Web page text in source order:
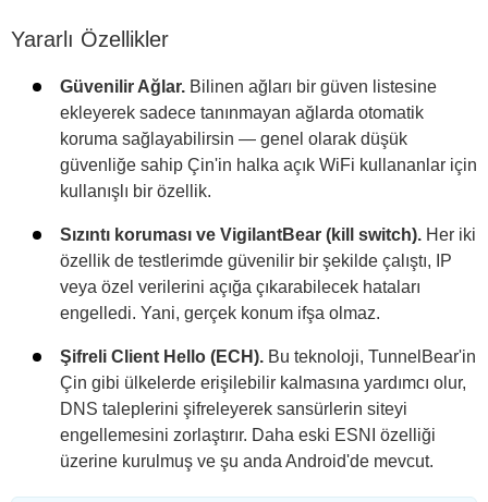
Yararlı Özellikler
Güvenilir Ağlar. Bilinen ağları bir güven listesine
ekleyerek sadece tanınmayan ağlarda otomatik
koruma sağlayabilirsin — genel olarak düşük
güvenliğe sahip Çin'in halka açık WiFi kullananlar için
kullanışlı bir özellik.
Sızıntı koruması ve VigilantBear (kill switch). Her iki
özellik de testlerimde güvenilir bir şekilde çalıştı, IP
veya özel verilerini açığa çıkarabilecek hataları
engelledi. Yani, gerçek konum ifşa olmaz.
Şifreli Client Hello (ECH). Bu teknoloji, TunnelBear'in
Çin gibi ülkelerde erişilebilir kalmasına yardımcı olur,
DNS taleplerini şifreleyerek sansürlerin siteyi
engellemesini zorlaştırır. Daha eski ESNI özelliği
üzerine kurulmuş ve şu anda Android'de mevcut.